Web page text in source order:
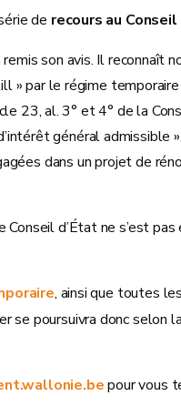
de recours au Conseil
son avis. Il reconnaît
par le régime
23, al. 3° et 4° de la
général admissible
dans un projet de
d’État ne s’est
, ainsi que toutes
se poursuivra donc selon
pour vous